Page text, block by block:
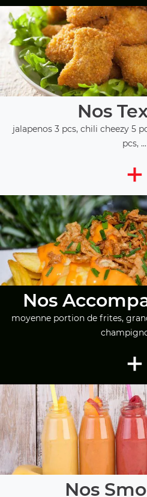
Nos
jalapenos 3 pcs, chili cheezy 5
pcs, ...
+
Nos
moyenne portion de frites,
+
Nos